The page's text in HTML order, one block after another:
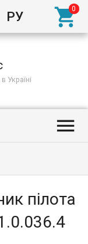
РУ 
Україні

пілота